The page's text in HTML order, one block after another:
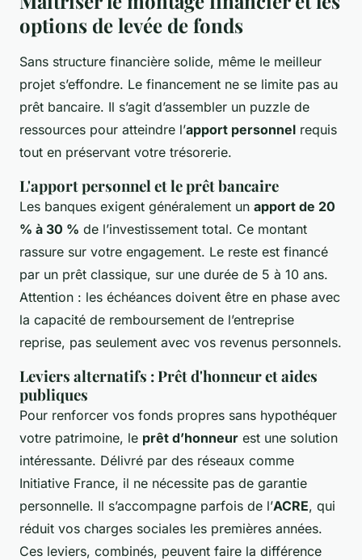
options de levée de fonds
Sans structure financière solide, même le meilleur
projet s’effondre. Le financement ne se limite pas au
prêt bancaire. Il s’agit d’assembler un puzzle de
ressources pour atteindre l’apport personnel requis
tout en préservant votre trésorerie.
L'apport personnel et le prêt bancaire
Les banques exigent généralement un apport de 20
% à 30 % de l’investissement total. Ce montant
rassure sur votre engagement. Le reste est financé
par un prêt classique, sur une durée de 5 à 10 ans.
Attention : les échéances doivent être en phase avec
la capacité de remboursement de l’entreprise
reprise, pas seulement avec vos revenus personnels.
Leviers alternatifs : Prêt d'honneur et aides
publiques
Pour renforcer vos fonds propres sans hypothéquer
votre patrimoine, le prêt d’honneur est une solution
intéressante. Délivré par des réseaux comme
Initiative France, il ne nécessite pas de garantie
personnelle. Il s’accompagne parfois de l’ACRE, qui
réduit vos charges sociales les premières années.
Ces leviers, combinés, peuvent faire la différence